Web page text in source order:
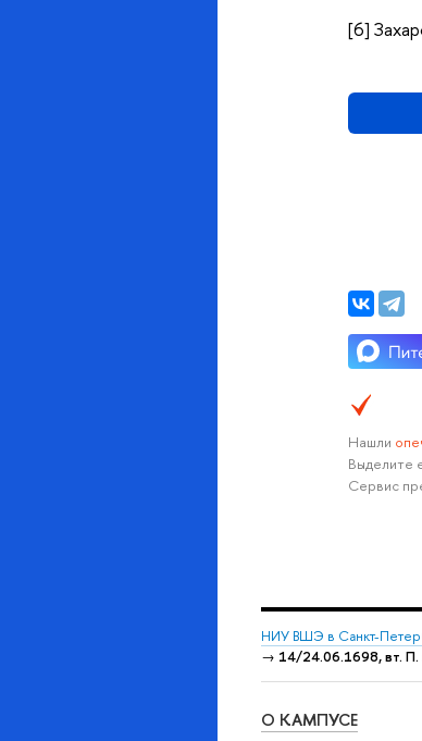
[6]
Нашли
Выделите
Сервис
НИУ ВШЭ в Санкт-
→ 14/24.06.1698, вт. П.
О КАМПУСЕ